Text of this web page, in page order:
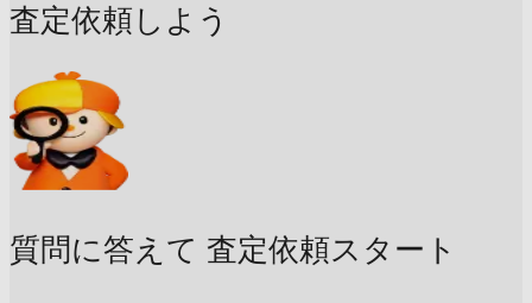
査定依頼しよう
質問に答えて 査定依頼スタート